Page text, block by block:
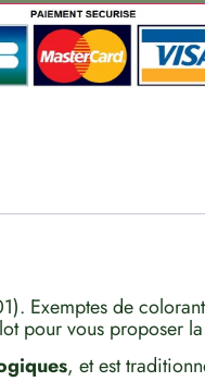
Exemptes de
pour vous proposer
, et est